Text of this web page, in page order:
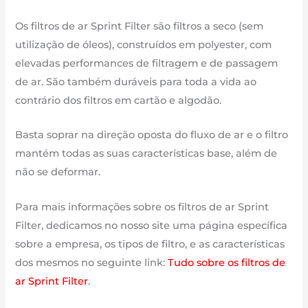
Os filtros de ar Sprint Filter são filtros a seco (sem
utilização de óleos), construídos em polyester, com
elevadas performances de filtragem e de passagem
de ar. São também duráveis para toda a vida ao
contrário dos filtros em cartão e algodão.
Basta soprar na direção oposta do fluxo de ar e o filtro
mantém todas as suas características base, além de
não se deformar.
Para mais informações sobre os filtros de ar Sprint
Filter, dedicamos no nosso site uma página específica
sobre a empresa, os tipos de filtro, e as características
dos mesmos no seguinte link:Tudo sobre os filtros de
ar Sprint Filter.